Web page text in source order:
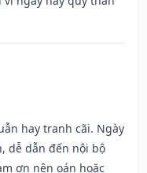
hay tranh cãi. Ngày
dễ dẫn đến nội bộ
ơn nên oán hoặc